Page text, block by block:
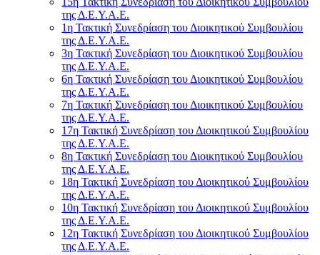
της Δ.Ε.Υ.Α.Ε.
1η Τακτική Συνεδρίαση του Διοικητικού Συμβουλίου
της Δ.Ε.Υ.Α.Ε.
3η Τακτική Συνεδρίαση του Διοικητικού Συμβουλίου
της Δ.Ε.Υ.Α.Ε.
6η Τακτική Συνεδρίαση του Διοικητικού Συμβουλίου
της Δ.Ε.Υ.Α.Ε.
7η Τακτική Συνεδρίαση του Διοικητικού Συμβουλίου
της Δ.Ε.Υ.Α.Ε.
17η Τακτική Συνεδρίαση του Διοικητικού Συμβουλίου
της Δ.Ε.Υ.Α.Ε.
8η Τακτική Συνεδρίαση του Διοικητικού Συμβουλίου
της Δ.Ε.Υ.Α.Ε.
18η Τακτική Συνεδρίαση του Διοικητικού Συμβουλίου
της Δ.Ε.Υ.Α.Ε.
10η Τακτική Συνεδρίαση του Διοικητικού Συμβουλίου
της Δ.Ε.Υ.Α.Ε.
12η Τακτική Συνεδρίαση του Διοικητικού Συμβουλίου
της Δ.Ε.Υ.Α.Ε.